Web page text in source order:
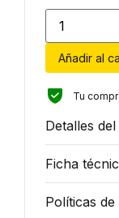
Añadir al
Tu
Detalles
Ficha
Políticas